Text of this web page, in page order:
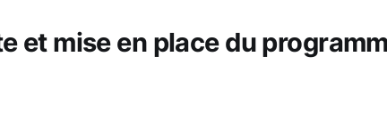
et mise en place du